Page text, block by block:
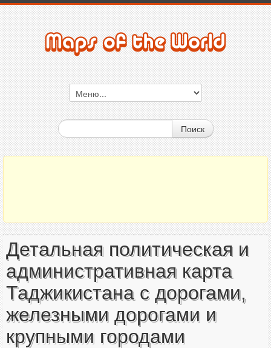
Поиск
Детальная политическая и
административная карта
Таджикистана с дорогами,
железными дорогами и
крупными городами